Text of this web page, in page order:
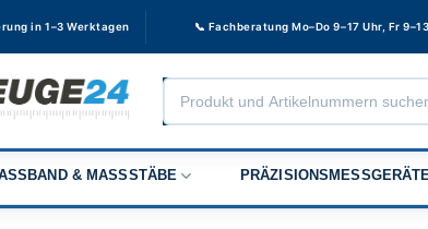
in 1–3 Werktagen 📞 Fachberatung Mo–Do 9–17 Uhr, Fr
Products
search
& MASSSTÄBE PRÄZISIONSMESSGERÄTE